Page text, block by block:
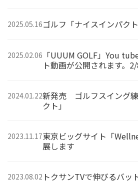
2025.05.16ゴルフ「ナイスインパク
2025.02.06 「UUUM GOLF」You
ト動画が公開されます。
2024.01.22新発売 ゴルフスイング
クト」
2023.11.17東京ビッグサイト「
展します
2023.08.02 トクサンTVで伸びるバッ